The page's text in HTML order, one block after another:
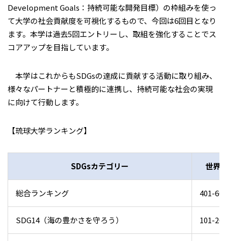
Development Goals：持続可能な開発目標）の枠組みを使っ
て大学の社会貢献度を可視化するもので、今回は6回目となり
ます。本学は過去5回エントリーし、取組を強化することでス
コアアップを目指しています。
本学はこれからもSDGsの達成に貢献する活動に取り組み、
様々なパートナーと積極的に連携し、持続可能な社会の実現
に向けて行動します。
【琉球大学ランキング】
SDGsカテゴリー 世界
総合ランキング 401-
SDG14（海の豊かさを守ろう） 101-